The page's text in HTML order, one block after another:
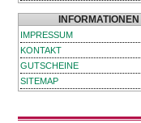
INFORMATIONEN
IMPRESSUM
KONTAKT
GUTSCHEINE
SITEMAP